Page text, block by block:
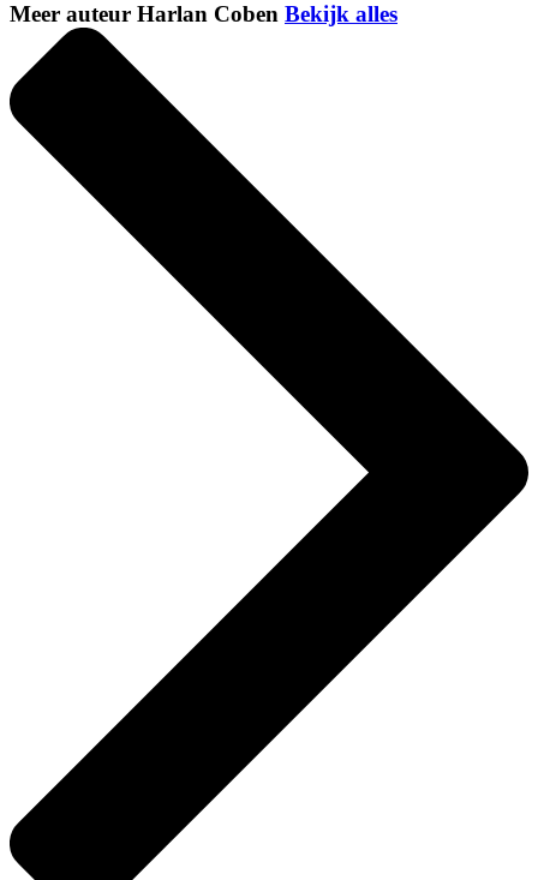
Meer auteur Harlan Coben Bekijk alles